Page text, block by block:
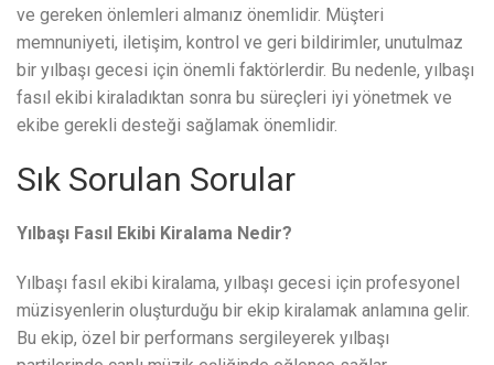
ve gereken önlemleri almanız önemlidir. Müşteri
memnuniyeti, iletişim, kontrol ve geri bildirimler, unutulmaz
bir yılbaşı gecesi için önemli faktörlerdir. Bu nedenle, yılbaşı
fasıl ekibi kiraladıktan sonra bu süreçleri iyi yönetmek ve
ekibe gerekli desteği sağlamak önemlidir.
Sık Sorulan Sorular
Yılbaşı Fasıl Ekibi Kiralama Nedir?
Yılbaşı fasıl ekibi kiralama, yılbaşı gecesi için profesyonel
müzisyenlerin oluşturduğu bir ekip kiralamak anlamına gelir.
Bu ekip, özel bir performans sergileyerek yılbaşı